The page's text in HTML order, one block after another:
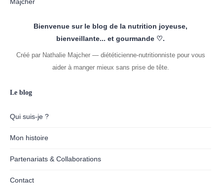
Bienvenue sur le blog de la nutrition joyeuse,
bienveillante... et gourmande ♡.
Créé par Nathalie Majcher — diététicienne-nutritionniste pour vous
aider à manger mieux sans prise de tête.
Le blog
Qui suis-je ?
Mon histoire
Partenariats & Collaborations
Contact